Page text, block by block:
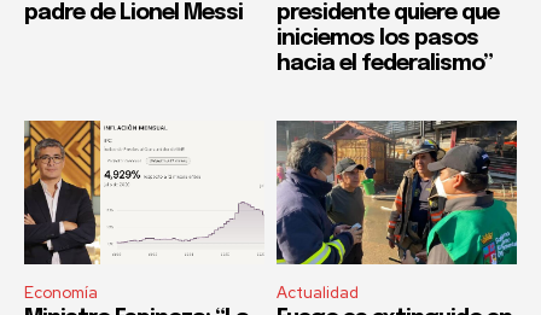
padre de Lionel Messi
presidente quiere que
iniciemos los pasos
hacia el federalismo”
Economía Actualidad